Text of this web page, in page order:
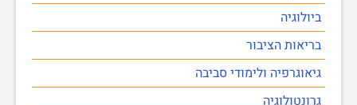
ביולוגיה
בריאות הציבור
גיאוגרפיה ולימודי סביבה
גרונטולוגיה